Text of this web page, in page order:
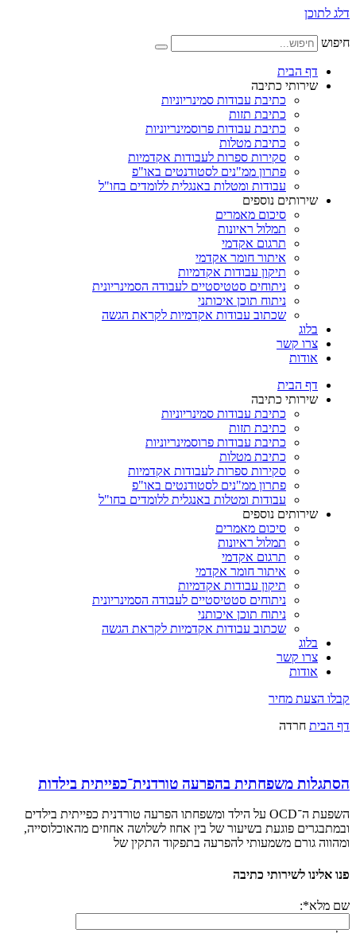
דלג לתוכן
חיפוש
דף הבית
שירותי כתיבה
כתיבת עבודות סמינריוניות
כתיבת תזות
כתיבת עבודות פרוסמינריוניות
כתיבת מטלות
סקירות ספרות לעבודות אקדמיות
פתרון ממ"נים לסטודנטים באו"פ
עבודות ומטלות באנגלית ללומדים בחו"ל
שירותים נוספים
סיכום מאמרים
תמלול ראיונות
תרגום אקדמי
איתור חומר אקדמי
תיקון עבודות אקדמיות
ניתוחים סטטיסטיים לעבודה הסמינריונית
ניתוח תוכן איכותני
שכתוב עבודות אקדמיות לקראת הגשה
בלוג
צרו קשר
אודות
דף הבית
שירותי כתיבה
כתיבת עבודות סמינריוניות
כתיבת תזות
כתיבת עבודות פרוסמינריוניות
כתיבת מטלות
סקירות ספרות לעבודות אקדמיות
פתרון ממ"נים לסטודנטים באו"פ
עבודות ומטלות באנגלית ללומדים בחו"ל
שירותים נוספים
סיכום מאמרים
תמלול ראיונות
תרגום אקדמי
איתור חומר אקדמי
תיקון עבודות אקדמיות
ניתוחים סטטיסטיים לעבודה הסמינריונית
ניתוח תוכן איכותני
שכתוב עבודות אקדמיות לקראת הגשה
בלוג
צרו קשר
אודות
קבלו הצעת מחיר
דף הבית חרדה
הסתגלות משפחתית בהפרעה טורדנית־כפייתית בילדות
השפעת ה־OCD על הילד ומשפחתו הפרעה טורדנית כפייתית בילדים
ובמתבגרים פוגעת בשיעור של בין אחוז לשלושה אחוזים מהאוכלוסייה,
ומהווה גורם משמעותי להפרעה בתפקוד התקין של
פנו אלינו לשירותי כתיבה
שם מלא*: